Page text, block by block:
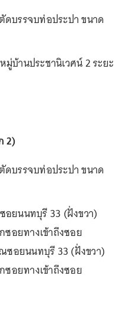
ดบรรจบท่อประปา ขนาด
บ้านประชานิเวศน์ 2 ระยะ
2)
ดบรรจบท่อประปา ขนาด
ยนนทบุรี 33 (ฝั่งขวา)
อยทางเข้าถึงซอย
ซอยนนทบุรี 33 (ฝั่งขวา)
อยทางเข้าถึงซอย